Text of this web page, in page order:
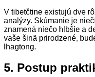
V tibetčtine existujú dve
analýzy. Skúmanie je
znamená niečo hlbšie a
vaše šinä prirodzené,
lhagtong.
5. Postup